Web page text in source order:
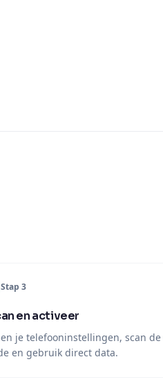
Stap 3
en activeer
je telefooninstellingen, scan de
en gebruik direct data.